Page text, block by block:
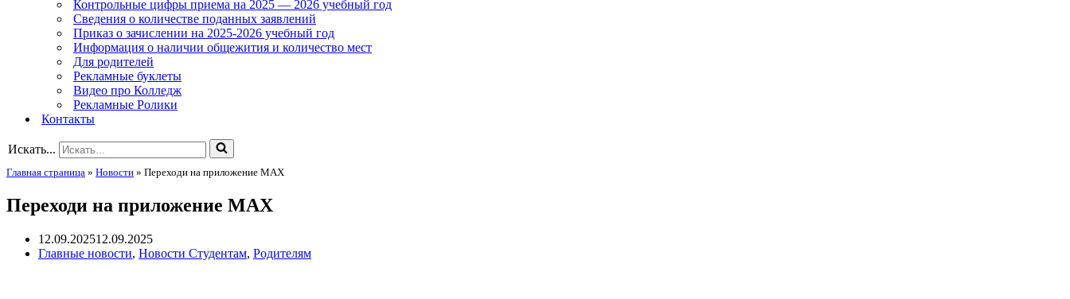
Контрольные цифры приема на 2025 — 2026 учебный год
Сведения о количестве поданных заявлений
Приказ о зачислении на 2025-2026 учебный год
Информация о наличии общежития и количество мест
Для родителей
Рекламные буклеты
Видео про Колледж
Рекламные Ролики
Контакты
Искать...
Главная страница » Новости » Переходи на приложение МАХ
Переходи на приложение МАХ
12.09.202512.09.2025
Главные новости, Новости Студентам, Родителям